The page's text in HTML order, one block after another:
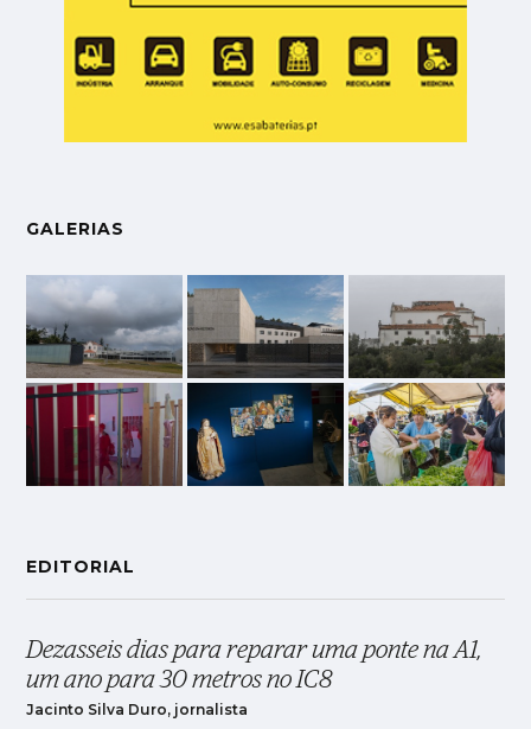
GALERIAS
EDITORIAL
Dezasseis dias para reparar uma ponte na A1,
um ano para 30 metros no IC8
Jacinto Silva Duro, jornalista